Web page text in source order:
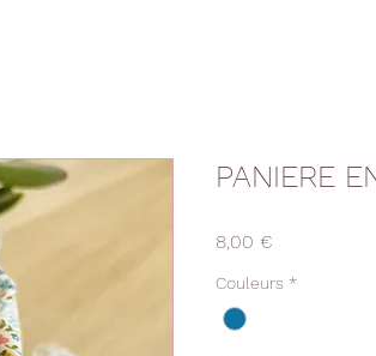
PANIERE
8,00 €
Couleurs *